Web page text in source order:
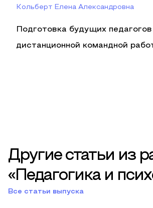
Кольберт Елена Александровна
Подготовка будущих педагогов
дистанционной командной
Другие статьи из
«Педагогика и
Все статьи выпуска